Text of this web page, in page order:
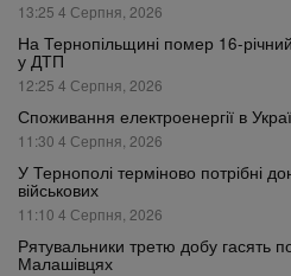
13:25 4 Серпня, 2026
На Тернопільщині помер 16-
у ДТП
12:25 4 Серпня, 2026
Споживання електроенергії в
11:30 4 Серпня, 2026
У Тернополі терміново потрібні
військових
11:10 4 Серпня, 2026
Рятувальники третю добу гасять
Малашівцях